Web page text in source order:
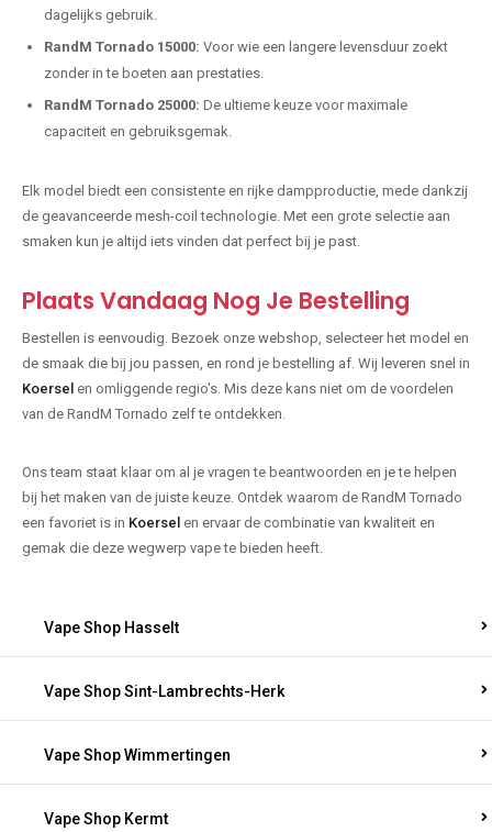
dagelijks gebruik.
RandM Tornado 15000: Voor wie een langere levensduur zoekt
zonder in te boeten aan prestaties.
RandM Tornado 25000: De ultieme keuze voor maximale
capaciteit en gebruiksgemak.
Elk model biedt een consistente en rijke dampproductie, mede dankzij
de geavanceerde mesh-coil technologie. Met een grote selectie aan
smaken kun je altijd iets vinden dat perfect bij je past.
Plaats Vandaag Nog Je Bestelling
Bestellen is eenvoudig. Bezoek onze webshop, selecteer het model en
de smaak die bij jou passen, en rond je bestelling af. Wij leveren snel in
Koersel en omliggende regio's. Mis deze kans niet om de voordelen
van de RandM Tornado zelf te ontdekken.
Ons team staat klaar om al je vragen te beantwoorden en je te helpen
bij het maken van de juiste keuze. Ontdek waarom de RandM Tornado
een favoriet is in Koersel en ervaar de combinatie van kwaliteit en
gemak die deze wegwerp vape te bieden heeft.
Vape Shop Hasselt
Vape Shop Sint-Lambrechts-Herk
Vape Shop Wimmertingen
Vape Shop Kermt